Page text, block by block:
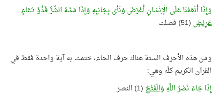
وَإِذَا أَنْعَمْنَا عَلَى الْإِنْسَانِ أَعْرَضَ وَنَأى بِجَانِبِهِ وَإِذَا مَسَّهُ الشَّرُّ فَذُوْ دُعَاءٍ
عَرِيْضٍ (51) فصلت
ومن هذه الأحرف الستة هناك حرف الحاء، ختمت به آية واحدة فقط في
القرآن الكريم كلّه وهي:
إِذَا جَاءَ نَصْرُ اللَّهِ وَالْفَتْحُ (1) النصر